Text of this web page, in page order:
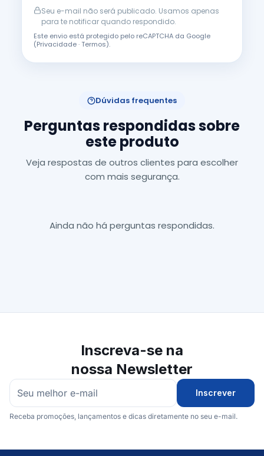
Seu e-mail não será publicado. Usamos apenas
para te notificar quando respondido.
Este envio está protegido pelo reCAPTCHA da Google
(Privacidade·Termos).
Dúvidas frequentes
Perguntas respondidas sobre
este produto
Veja respostas de outros clientes para escolher
com mais segurança.
Ainda não há perguntas respondidas.
Inscreva-se na
nossa Newsletter
Inscrever
Receba promoções, lançamentos e dicas diretamente no seu e-mail.